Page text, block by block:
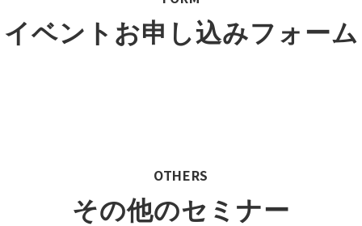
イベントお申し込みフォーム
OTHERS
その他のセミナー